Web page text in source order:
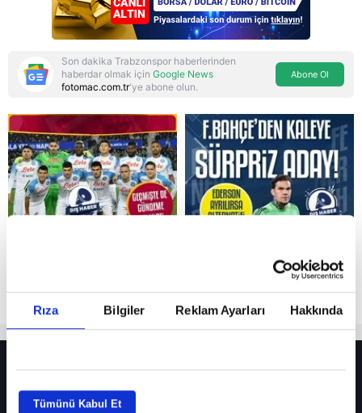
Rıza Bilgiler Reklam Ayarları Hakkında
Tümünü Kabul Et
Reddet
Son dakika Trabzonspor haberlerinden
haberdar olmak için Google News
fotomac.com.tr'ye abone olun.
Abone Ol
Fenerbahçe’de sürpriz ayrılık ihtimali! Devre arasında gelmişti